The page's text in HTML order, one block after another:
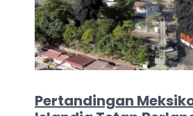
Pertandingan